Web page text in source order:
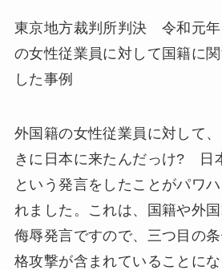
東京地方裁判所判決 令和元
の女性従業員に対して国籍に
した事例
外国籍の女性従業員に対して
きに日本に来たんだっけ? 日
という発言をしたことがパワ
れました。これは、国籍や外
侮辱発言ですので、三つ目の
格攻撃が含まれていることに